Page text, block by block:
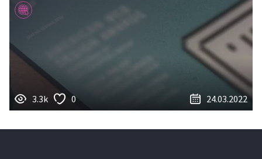
3.3k 0 24.03.2022